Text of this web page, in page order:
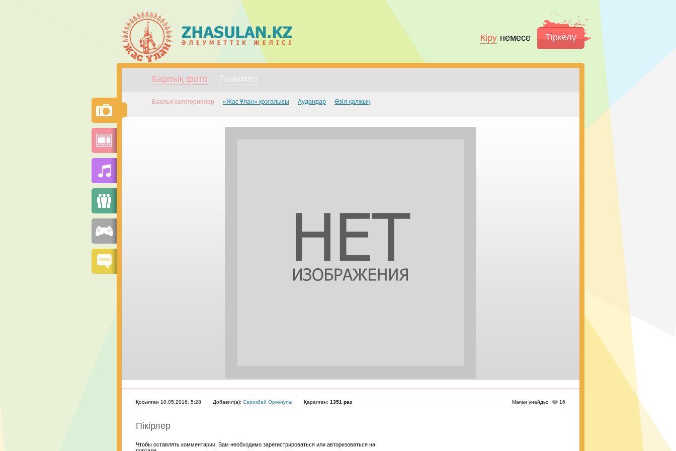
Кіру немесе Тіркелу
Барлық фото Танымал
Барлық категориялар «Жас Ұлан» қозғалысы Аудандар Әзіл-қалжың
Қосылған 10.05.2016, 5:28 Добавил(а): Серикбай Оркенулы Қаралған: 1351 раз 16
Маған ұнайды:
Пікірлер
Чтобы оставлять комментарии, Вам необходимо зарегистрироваться или авторизоваться на